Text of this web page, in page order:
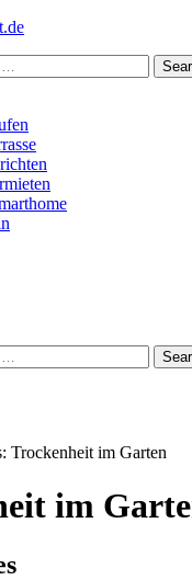
Trockenheit im Garten
im